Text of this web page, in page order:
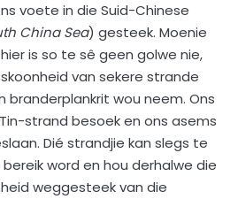
voete in die Suid-Chinese
China Sea) gesteek. Moenie
is so te sê geen golwe nie,
van sekere strande
branderplankrit wou neem. Ons
strand besoek en ons asems
Dié strandjie kan slegs te
word en hou derhalwe die
weggesteek van die